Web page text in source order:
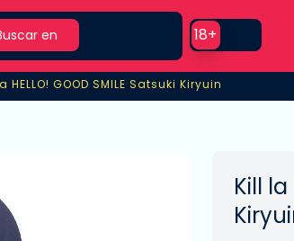
en
Use setting
18+
HELLO! GOOD SMILE Satsuki Kiryuin
HELLO! GOOD SMILE Satsuki Kiryuin
Kill la